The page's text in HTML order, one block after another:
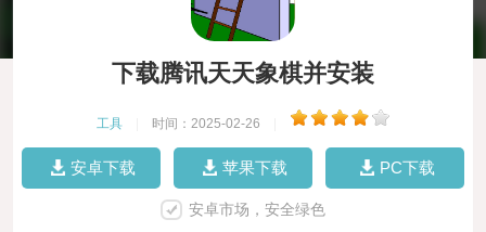
下载腾讯天天象棋并安装
工具 时间：2025-02-26
安卓下载 苹果下载 PC下载
安卓市场，安全绿色